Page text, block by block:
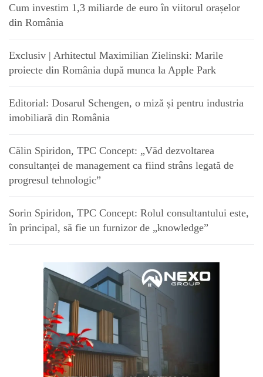
Cum investim 1,3 miliarde de euro în viitorul orașelor
din România
Exclusiv | Arhitectul Maximilian Zielinski: Marile
proiecte din România după munca la Apple Park
Editorial: Dosarul Schengen, o miză și pentru industria
imobiliară din România
Călin Spiridon, TPC Concept: „Văd dezvoltarea
consultanței de management ca fiind strâns legată de
progresul tehnologic”
Sorin Spiridon, TPC Concept: Rolul consultantului este,
în principal, să fie un furnizor de „knowledge”